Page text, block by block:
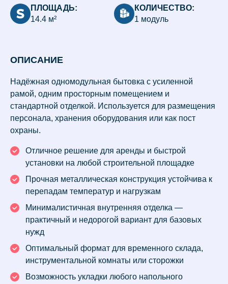
ПЛОЩАДЬ:
14.4 м²
КОЛИЧЕСТВО:
1 модуль
ОПИСАНИЕ
Надёжная одномодульная бытовка с усиленной
рамой, одним просторным помещением и
стандартной отделкой. Используется для размещения
персонала, хранения оборудования или как пост
охраны.
Отличное решение для аренды и быстрой
установки на любой строительной площадке
Прочная металлическая конструкция устойчива к
перепадам температур и нагрузкам
Минималистичная внутренняя отделка —
практичный и недорогой вариант для базовых
нужд
Оптимальный формат для временного склада,
инструментальной комнаты или сторожки
Возможность укладки любого напольного